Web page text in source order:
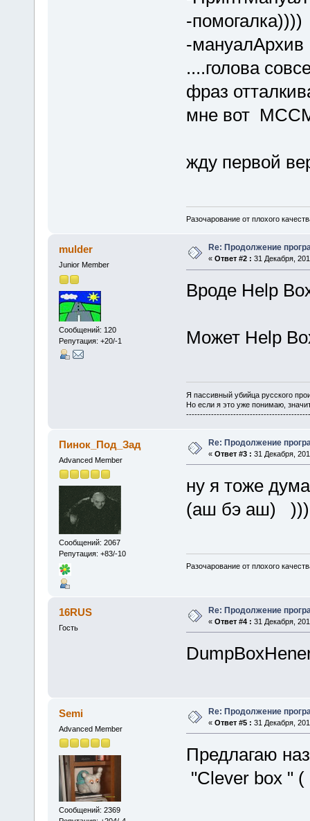
-помогалка))))
-мануалАрхив
....голова
фраз
мне вот
жду первой
Разочарование от плохого
mulder
Junior Member
Сообщений: 120
Репутация: +20/-1
Re: Продолжение
« Ответ #2 : 31 Декабря,
Вроде Help
Может Help
Я пассивный убийца русского
Но если я это уже понимаю,
Пинок_Под_Зад
Advanced Member
Сообщений: 2067
Репутация: +83/-10
Re: Продолжение
« Ответ #3 : 31 Декабря,
ну я тоже
(аш бэ аш) )))
Разочарование от плохого
16RUS
Гость
Re: Продолжение
« Ответ #4 : 31 Декабря,
Semi
Advanced Member
Сообщений: 2369
Re: Продолжение
« Ответ #5 : 31 Декабря,
Предлагаю
"Clever box "